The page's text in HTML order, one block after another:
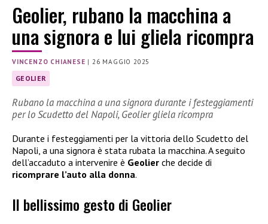
Geolier, rubano la macchina a
una signora e lui gliela ricompra
VINCENZO CHIANESE |26 MAGGIO 2025
GEOLIER
Rubano la macchina a una signora durante i festeggiamenti
per lo Scudetto del Napoli, Geolier gliela ricompra
Durante i festeggiamenti per la vittoria dello Scudetto del
Napoli, a una signora è stata rubata la macchina. A seguito
dell’accaduto a intervenire è Geolier che decide di
ricomprare l’auto alla donna.
Il bellissimo gesto di Geolier